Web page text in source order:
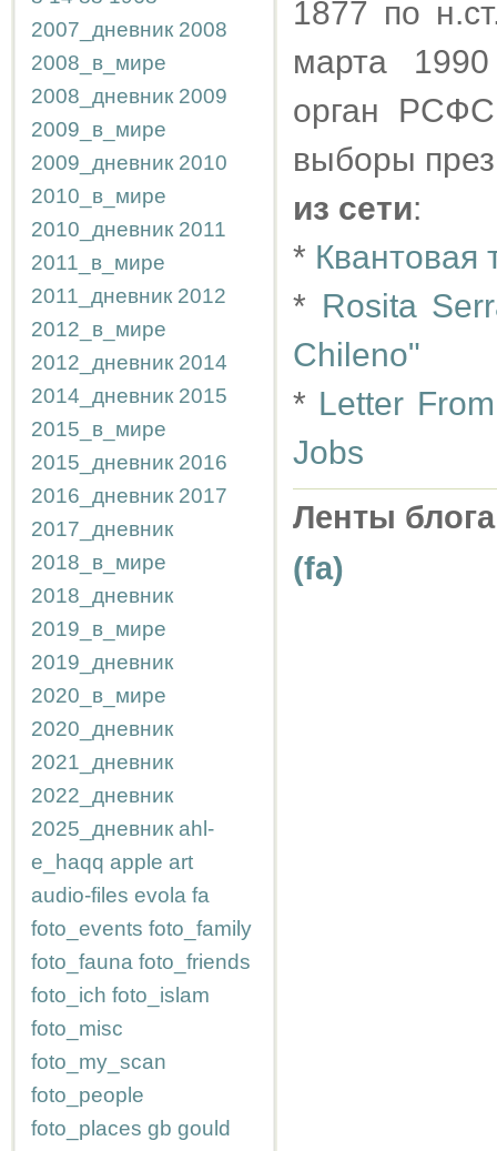
2007_дневник 2008
2008_в_мире
2008_дневник 2009
2009_в_мире
2009_дневник 2010
2010_в_мире
2010_дневник 2011
2011_в_мире
2011_дневник 2012
2012_в_мире
2012_дневник 2014
2014_дневник 2015
2015_в_мире
2015_дневник 2016
2016_дневник 2017
2017_дневник
2018_в_мире
2018_дневник
2019_в_мире
2019_дневник
2020_в_мире
2020_дневник
2021_дневник
2022_дневник
2025_дневник ahl-
e_haqq apple art
audio-files evola fa
foto_events foto_family
foto_fauna foto_friends
foto_ich foto_islam
foto_misc
foto_my_scan
foto_people
foto_places gb gould
1877 по
марта
орган
выборы
из сети:
* Квантовая
* Rosita
Chileno"
* Letter
Jobs
Ленты
(fa)